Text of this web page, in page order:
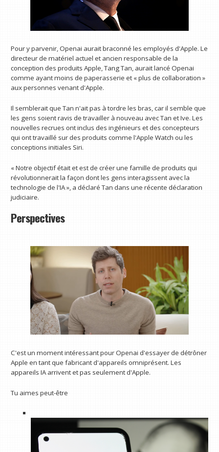
Pour y parvenir, Openai aurait braconné les employés d'Apple. Le
directeur de matériel actuel et ancien responsable de la
conception des produits Apple, Tang Tan, aurait lancé Openai
comme ayant moins de paperasserie et « plus de collaboration »
aux personnes venant d'Apple.
Il semblerait que Tan n'ait pas à tordre les bras, car il semble que
les gens soient ravis de travailler à nouveau avec Tan et Ive. Les
nouvelles recrues ont inclus des ingénieurs et des concepteurs
qui ont travaillé sur des produits comme l'Apple Watch ou les
conceptions initiales Siri.
« Notre objectif était et est de créer une famille de produits qui
révolutionnerait la façon dont les gens interagissent avec la
technologie de l'IA », a déclaré Tan dans une récente déclaration
judiciaire.
Perspectives
C'est un moment intéressant pour Openai d'essayer de détrôner
Apple en tant que fabricant d'appareils omniprésent. Les
appareils IA arrivent et pas seulement d'Apple.
Tu aimes peut-être